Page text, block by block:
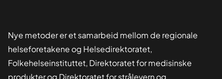
Nye metoder er et samarbeid mellom de regionale
helseforetakene og Helsedirektoratet,
Folkehelseinstituttet, Direktoratet for medisinske
produkter og Direktoratet for strålevern og